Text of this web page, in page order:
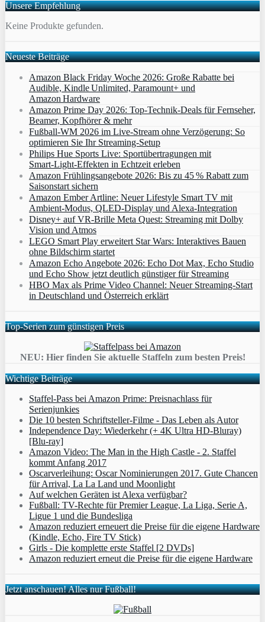
Unsere Empfehlung
Keine Produkte gefunden.
Neueste Beiträge
Amazon Black Friday Woche 2026: Große Rabatte bei
Audible, Kindle Unlimited, Paramount+ und
Amazon Hardware
Amazon Prime Day 2026: Top-Technik-Deals für Fernseher,
Beamer, Kopfhörer & mehr
Fußball-WM 2026 im Live-Stream ohne Verzögerung: So
optimieren Sie Ihr Streaming-Setup
Philips Hue Sports Live: Sportübertragungen mit
Smart‑Light‑Effekten in Echtzeit erleben
Amazon Frühlingsangebote 2026: Bis zu 45 % Rabatt zum
Saisonstart sichern
Amazon Ember Artline: Neuer Lifestyle Smart TV mit
Ambient‑Modus, QLED‑Display und Alexa‑Integration
Disney+ auf VR-Brille Meta Quest: Streaming mit Dolby
Vision und Atmos
LEGO Smart Play erweitert Star Wars: Interaktives Bauen
ohne Bildschirm startet
Amazon Echo Angebote 2026: Echo Dot Max, Echo Studio
und Echo Show jetzt deutlich günstiger für Streaming
HBO Max als Prime Video Channel: Neuer Streaming‑Start
in Deutschland und Österreich erklärt
Top-Serien zum günstigen Preis
NEU: Hier finden Sie aktuelle Staffeln zum besten Preis!
Wichtige Beiträge
Staffel-Pass bei Amazon Prime: Preisnachlass für
Serienjunkies
Die 10 besten Schriftsteller-Filme - Das Leben als Autor
Independence Day: Wiederkehr (+ 4K Ultra HD-Bluray)
[Blu-ray]
Amazon Video: The Man in the High Castle - 2. Staffel
kommt Anfang 2017
Oscarverleihung: Oscar Nominierungen 2017. Gute Chancen
für Arrival, La La Land und Moonlight
Auf welchen Geräten ist Alexa verfügbar?
Fußball: TV-Rechte für Premier League, La Liga, Serie A,
Ligue 1 und die Bundesliga
Amazon reduziert erneuert die Preise für die eigene Hardware
(Kindle, Echo, Fire TV Stick)
Girls - Die komplette erste Staffel [2 DVDs]
Amazon reduziert erneut die Preise für die eigene Hardware
Jetzt anschauen! Alles nur Fußball!